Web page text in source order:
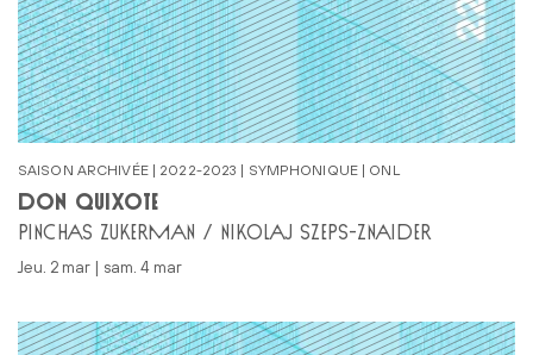
SAISON ARCHIVÉE | 2022-2023 | SYMPHONIQUE | ONL
DON QUIXOTE
PINCHAS ZUKERMAN / NIKOLAJ SZEPS-ZNAIDER
jeu. 2 mar | sam. 4 mar